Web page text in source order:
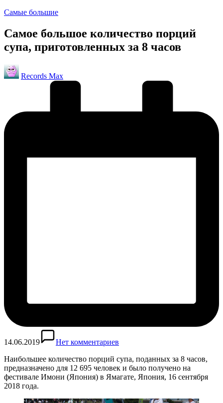
Опубликовано
Самые большие
Самое большое количество порций
супа, приготовленных за 8 часов
Запись
от
Records Max
14.06.2019
Нет комментариев
Наибольшее количество порций супа, поданных за 8 часов,
предназначено для 12 695 человек и было получено на
фестивале Имони (Япония) в Ямагате, Япония, 16 сентября
2018 года.